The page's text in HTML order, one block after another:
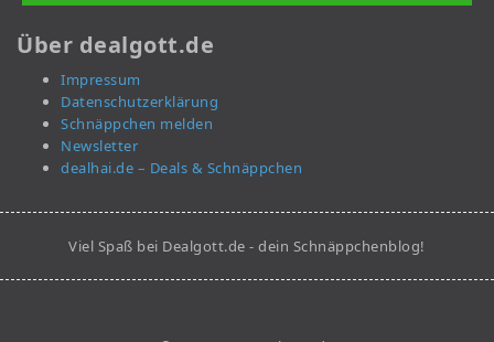
Über dealgott.de
Impressum
Datenschutzerklärung
Schnäppchen melden
Newsletter
dealhai.de – Deals & Schnäppchen
Viel Spaß bei Dealgott.de - dein Schnäppchenblog!